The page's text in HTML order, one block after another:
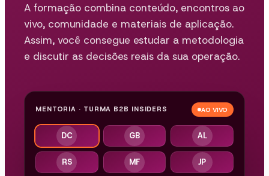
A formação combina conteúdo, encontros ao
vivo, comunidade e materiais de aplicação.
Assim, você consegue estudar a metodologia
e discutir as decisões reais da sua operação.
MENTORIA · TURMA B2B INSIDERS AO VIVO
DC GB AL
RS MF JP